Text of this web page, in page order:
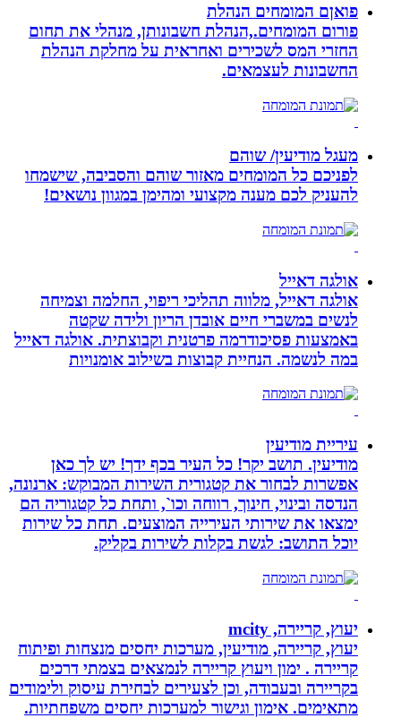
פואןם המומחים הנהלת
פורום המומחים.,הנהלת חשבונותן, מנהלי את תחום
החזרי המס לשכירים ואחראית על מחלקת הנהלת
החשבונות לעצמאים.
מעגל מודיעין/ שוהם
לפניכם כל המומחים מאזור שוהם והסביבה, שישמחו
להעניק לכם מענה מקצועי ומהימן במגוון נושאים!
אולגה דאייל
אולגה דאייל, מלווה תהליכי ריפוי, החלמה וצמיחה
לנשים במשברי חיים אובדן הריון ולידה שקטה
באמצעות פסיכודרמה פרטנית וקבוצתית. אולגה דאייל
במה לנשמה. ‏הנחיית קבוצות בשילוב אומנויות‏
עיריית מודיעין
מודיעין. תושב יקר! כל העיר בכף ידך! יש לך כאן
אפשרות לבחור את קטגורית השירות המבוקש: ארנונה,
הנדסה ובינוי, חינוך, רווחה וכו`, ותחת כל קטגוריה הם
ימצאו את שירותי העירייה המוצעים. תחת כל שירות
יוכל התושב: לגשת בקלות לשירות בקליק.
יעוץ, קריירה, mcity
יעוץ, קריירה, מודיעין, מערכות יחסים מנצחות ופיתוח
קריירה . ימון ויעוץ קריירה לנמצאים בצמתי דרכים
בקריירה ובעבודה, וכן לצעירים לבחירת עיסוק ולימודים
מתאימים. אימון וגישור למערכות יחסים משפחתיות.